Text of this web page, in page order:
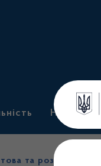
та роздрібна